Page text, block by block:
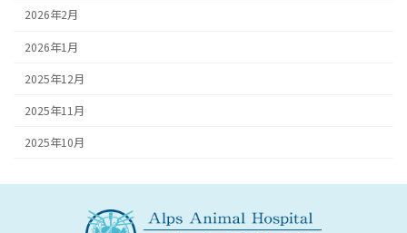
2026年2月
2026年1月
2025年12月
2025年11月
2025年10月